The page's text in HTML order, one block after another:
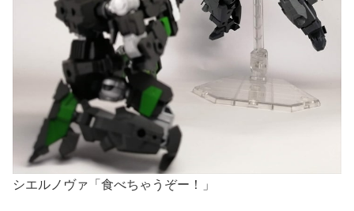
シエルノヴァ「食べちゃうぞー！」